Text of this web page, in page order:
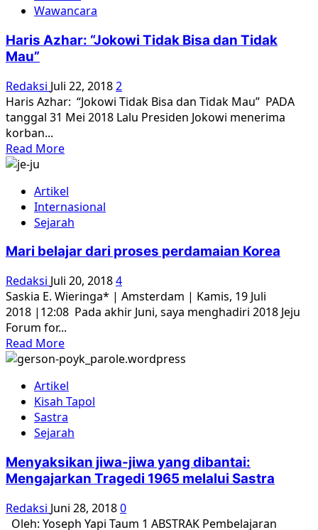
untuk
65
Wawancara
Haris Azhar: “Jokowi Tidak Bisa dan Tidak
Mau”
Redaksi Juli 22, 20182
Haris Azhar: “Jokowi Tidak Bisa dan Tidak Mau” PADA
tanggal 31 Mei 2018 Lalu Presiden Jokowi menerima
korban...
Read MoreRead
Haris
Azhar:
“Jokowi
Tidak
Bisa
dan
Tidak
Mau”
Artikel
Internasional
Sejarah
Mari belajar dari proses perdamaian Korea
Redaksi Juli 20, 20184
Saskia E. Wieringa* | Amsterdam | Kamis, 19 Juli
2018 |12:08 Pada akhir Juni, saya menghadiri 2018 Jeju
Forum for...
Read MoreRead
more
Mari
belajar
dari
proses
Korea
Artikel
Kisah Tapol
Sastra
Sejarah
Menyaksikan jiwa-jiwa yang dibantai:
Mengajarkan Tragedi 1965 melalui Sastra
Redaksi Juni 28, 20180
Oleh: Yoseph Yapi Taum 1 ABSTRAK Pembelajaran